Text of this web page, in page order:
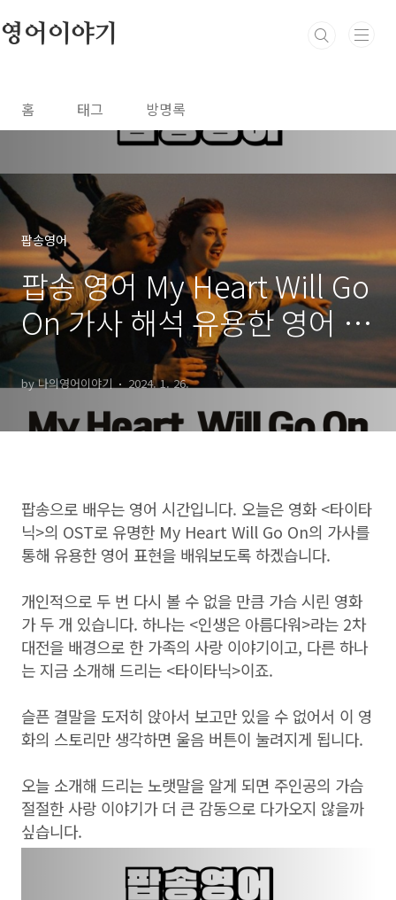
영어이야기
홈 태그 방명록
팝송영어
팝송 영어 My Heart Will Go
On 가사 해석 유용한 영어 표
현 - 영화 <타이타닉> OST
by 나의영어이야기 2024. 1. 26.
팝송으로 배우는 영어 시간입니다. 오늘은 영화 <타이타
닉>의 OST로 유명한 My Heart Will Go On의 가사를
통해 유용한 영어 표현을 배워보도록 하겠습니다.
개인적으로 두 번 다시 볼 수 없을 만큼 가슴 시린 영화
가 두 개 있습니다. 하나는 <인생은 아름다워>라는 2차
대전을 배경으로 한 가족의 사랑 이야기이고, 다른 하나
는 지금 소개해 드리는 <타이타닉>이죠.
슬픈 결말을 도저히 앉아서 보고만 있을 수 없어서 이 영
화의 스토리만 생각하면 울음 버튼이 눌려지게 됩니다.
오늘 소개해 드리는 노랫말을 알게 되면 주인공의 가슴
절절한 사랑 이야기가 더 큰 감동으로 다가오지 않을까
싶습니다.